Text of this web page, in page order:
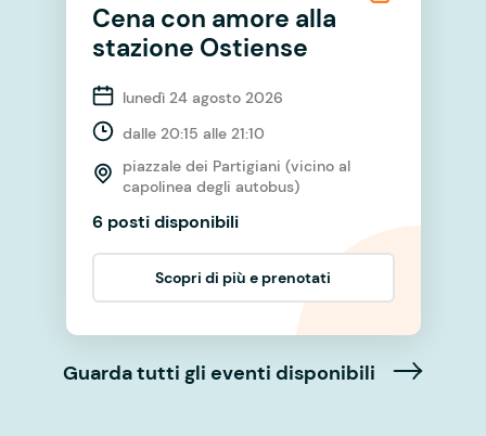
Cena con amore alla
stazione Ostiense
lunedì 24 agosto 2026
dalle 20:15 alle 21:10
piazzale dei Partigiani (vicino al
capolinea degli autobus)
6 posti disponibili
Scopri di più e prenotati
Guarda tutti gli eventi disponibili